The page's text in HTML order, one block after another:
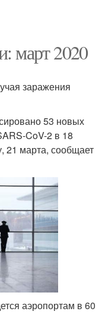
март 2020
заражения
53 новых
CoV-2 в 18
21 марта, сообщает
аэропортам в 60